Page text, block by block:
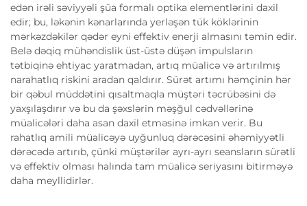
edən irəli səviyyəli şüa formalı optika elementlərini daxil
edir; bu, ləkənin kənarlarında yerləşən tük köklərinin
mərkəzdəkilər qədər eyni effektiv enerji almasını təmin edir.
Belə dəqiq mühəndislik üst-üstə düşən impulsların
tətbiqinə ehtiyac yaratmadan, artıq müalicə və artırılmış
narahatlıq riskini aradan qaldırır. Sürət artımı həmçinin hər
bir qəbul müddətini qısaltmaqla müştəri təcrübəsini də
yaxşılaşdırır və bu da şəxslərin məşğul cədvəllərinə
müalicələri daha asan daxil etməsinə imkan verir. Bu
rahatlıq amili müalicəyə uyğunluq dərəcəsini əhəmiyyətli
dərəcədə artırıb, çünki müştərilər ayrı-ayrı seansların sürətli
və effektiv olması halında tam müalicə seriyasını bitirməyə
daha meyllidirlər.